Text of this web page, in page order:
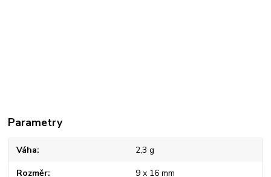
Parametry
Váha 2,3 g
Rozměr 9 x 16 mm